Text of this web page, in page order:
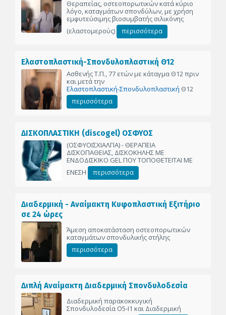
Θεραπείας, οστεοπορωτικών κατά κύριο
λόγο, καταγμάτων σπονδύλων, με χρήση
εμφυτεύσιμης βιοσυμβατής σιλικόνης
(ελαστομερούς)
περισσότερα
Ελαστοπλαστική-Σπονδυλοπλαστική Θ12
Ασθενής Τ.Π., 77 ετών με κάταγμα Θ12 πριν
και μετά την
Ελαστοπλαστική-Σπονδυλοπλαστική Θ12
περισσότερα
ΔΙΣΚΟΠΛΑΣΤΙΚΗ (discogel) ΟΣΦΥΟΣ
(ΟΣΦΥΟΙΣΧΙΑΛΓΙΑ) - ΘΕΡΑΠΕΙΑ
ΔΙΣΚΟΠΑΘΕΙΑΣ, ΔΙΣΚΟΚΗΛΗΣ ΜΕ
ΕΝΔΟΔΙΣΚΙΚΟ GEL ΠΟΥ ΤΟΠΟΘΕΤΕΙΤΑΙ ΜΕ
ΕΝΕΣΗ
περισσότερα
Διαδερμική - Αναίμακτη Κυφοπλαστική Εξιτήριο
σε 24 ώρες
Άμεση αποκατάσταση οστεοπορωτικών
καταγμάτων σπονδυλικής στήλης
περισσότερα
Διπλή Αναίμακτη Διαδερμική Σπονδυλοδεσία
Διαδερμική παρακοκκυγική
Σπονδυλοδεσία Ο5-Ι1 και Διαδερμική